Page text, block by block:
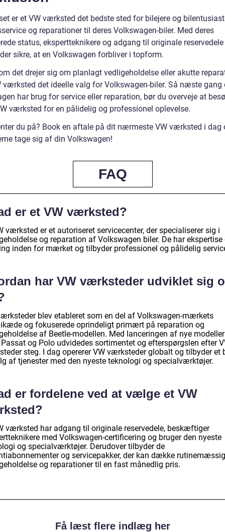
er et VW værksted det bedste sted for bilejere og
og reparationer til deres Volkswagen-biler. Med deres
status, ekspertteknikere og adgang til originale
sikre, at en Volkswagen forbliver i topform.
det drejer sig om planlagt vedligeholdelse eller akutte
værksted det ideelle valg for Volkswagen-biler. Så næste gang
har brug for service eller reparation, bør du overveje at
værksted for en pålidelig og professionel oplevelse.
du på? Book en aftale på dit nærmeste VW værksted i dag
tage sig af din Volkswagen!
FAQ
er et VW værksted?
værksted er et autoriseret servicecenter, der specialiserer sig i
og reparation af Volkswagen biler. De har ekspertise
inden for mærket og tilbyder professionel og pålidelig
har VW værksteder udviklet sig
blev etableret som en del af Volkswagen-mærkets
og fokuserede oprindeligt primært på reparation og
af Beetle-modellen. Med lanceringen af nye
og Polo udvidedes sortimentet og efterspørgslen efter
steg. I dag opererer VW værksteder globalt og tilbyder et
af tjenester med den nyeste teknologi og specialværktøjer.
er fordelene ved at vælge et VW
værksted har adgang til originale reservedele, beskæftiger
med Volkswagen-certificering og bruger den nyeste
og specialværktøjer. Derudover tilbyder de
og servicepakker, der kan dække rutinemæssig
og reparationer til en fast månedlig pris.
Få læst flere indlæg her